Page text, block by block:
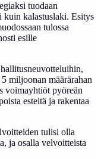
tuodaan
kuin kalastuslaki. Esitys
tulossa
esille
miljoonan määrärahan
voimayhtiöt pyöreän
esteitä ja rakentaa
tulisi olla
ja osalla velvoitteista